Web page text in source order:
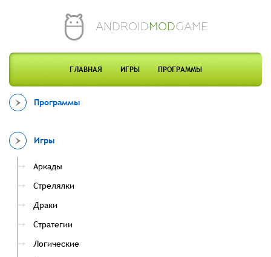
ANDROIDMODGAME
ГЛАВНАЯ ИГРЫ ПРОГРАММЫ
Программы
Игры
Аркады
Стрелялки
Драки
Стратегии
Логические